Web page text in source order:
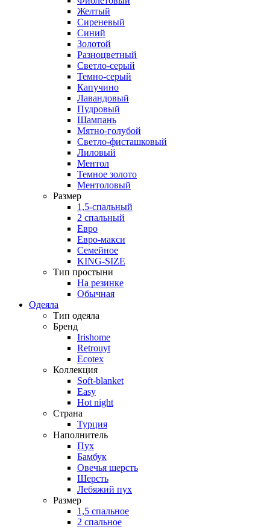
Желтый
Сиреневый
Синий
Золотой
Разноцветный
Светло-серый
Темно-серый
Капучино
Лавандовый
Пудровый
Шампань
Мятно-голубой
Светло-фисташковый
Лиловый
Ментол
Темное золото
Ментоловый
Размер
1,5-спальный
2 спальный
Евро
Евро-макси
Семейное
KING-SIZE
Тип простыни
На резинке
Обычная
Одеяла
Тип одеяла
Бренд
Irishome
Retrouyt
Ecotex
Коллекция
Soft-blanket
Easy
Hot night
Страна
Турция
Наполнитель
Пух
Бамбук
Овечья шерсть
Шерсть
Лебяжий пух
Размер
1,5 спальное
2 спальное